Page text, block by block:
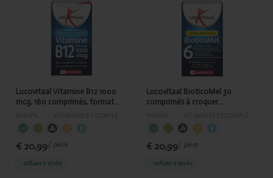
Ajouté
Lucovitaal
Vitamine B12
1000 mcg,
comprimés,
format maxi
NUT472/210
Lucovitaal Vitamine B12 1000
mcg, 180 comprimés, format
€ 20,99/ pièce
-10%per 6 stuks
Ajouté
Lucovitaal
BioticoMel 30
comprimés à
croquer
AS472/338
Lucovitaal BioticoMel 30
comprimés à croquer
€ 20,99/ pièce
-10%per 6 stuks